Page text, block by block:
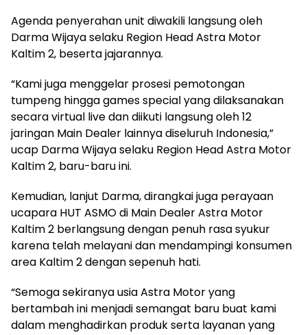
Agenda penyerahan unit diwakili langsung oleh
Darma Wijaya selaku Region Head Astra Motor
Kaltim 2, beserta jajarannya.
“Kami juga menggelar prosesi pemotongan
tumpeng hingga games special yang dilaksanakan
secara virtual live dan diikuti langsung oleh 12
jaringan Main Dealer lainnya diseluruh Indonesia,”
ucap Darma Wijaya selaku Region Head Astra Motor
Kaltim 2, baru-baru ini.
Kemudian, lanjut Darma, dirangkai juga perayaan
ucapara HUT ASMO di Main Dealer Astra Motor
Kaltim 2 berlangsung dengan penuh rasa syukur
karena telah melayani dan mendampingi konsumen
area Kaltim 2 dengan sepenuh hati.
“Semoga sekiranya usia Astra Motor yang
bertambah ini menjadi semangat baru buat kami
dalam menghadirkan produk serta layanan yang